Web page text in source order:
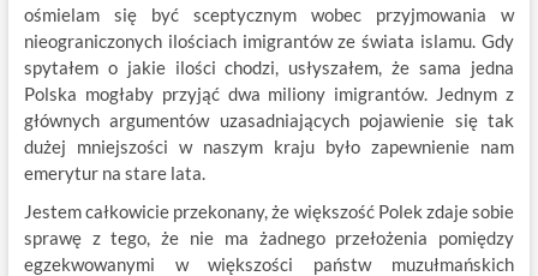
ośmielam się być sceptycznym wobec przyjmowania w
nieograniczonych ilościach imigrantów ze świata islamu. Gdy
spytałem o jakie ilości chodzi, usłyszałem, że sama jedna
Polska mogłaby przyjąć dwa miliony imigrantów. Jednym z
głównych argumentów uzasadniających pojawienie się tak
dużej mniejszości w naszym kraju było zapewnienie nam
emerytur na stare lata.
Jestem całkowicie przekonany, że większość Polek zdaje sobie
sprawę z tego, że nie ma żadnego przełożenia pomiędzy
egzekwowanymi w większości państw muzułmańskich